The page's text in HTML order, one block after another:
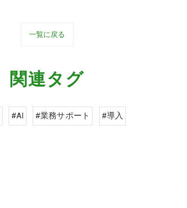
一覧に戻る
関連タグ
#AI #業務サポート #導入